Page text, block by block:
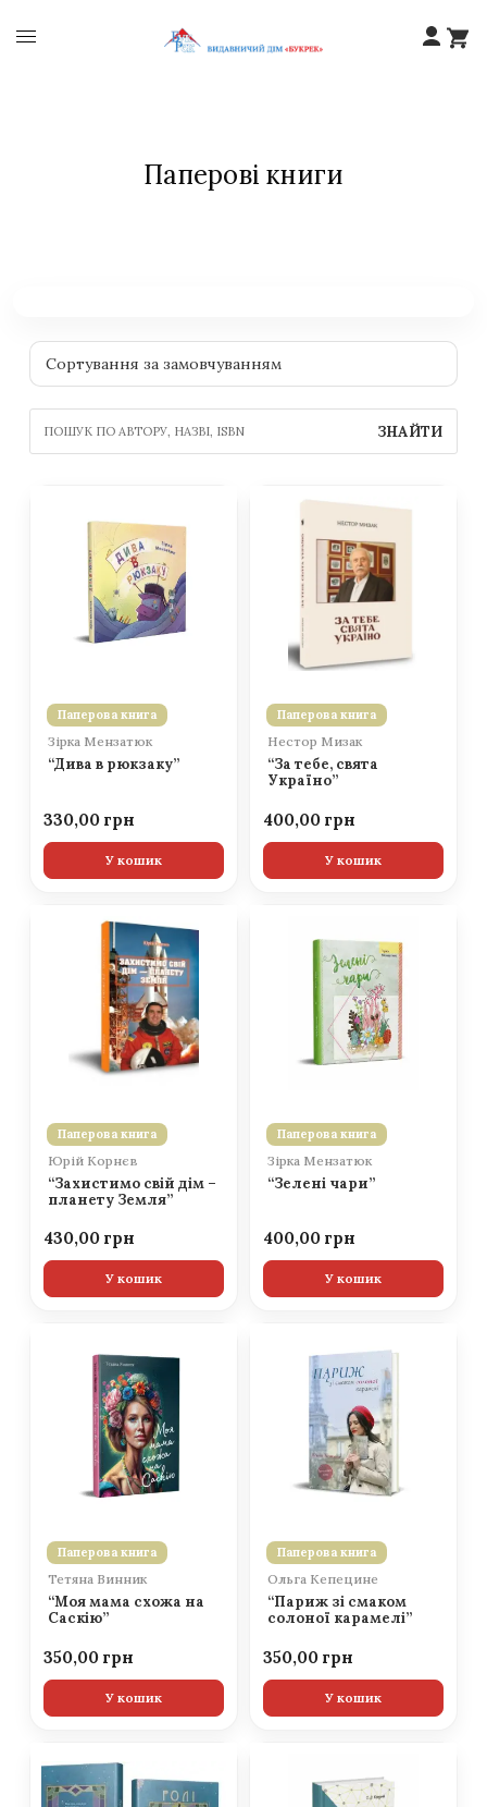
Паперові книги
ЗНАЙТИ
Паперова книга
Зірка Мензатюк
“Дива в рюкзаку”
330,00
У кошик
Паперова книга
Нестор Мизак
“За тебе, свята
Україно”
400,00
У кошик
Паперова книга
Юрій Корнєв
“Захистимо свій дім –
планету Земля”
430,00
У кошик
Паперова книга
Зірка Мензатюк
“Зелені чари”
400,00
У кошик
Паперова книга
Тетяна Винник
“Моя мама схожа на
Саскію”
350,00
У кошик
Паперова книга
Ольга Кепецине
“Париж зі смаком
солоної карамелі”
350,00
У кошик